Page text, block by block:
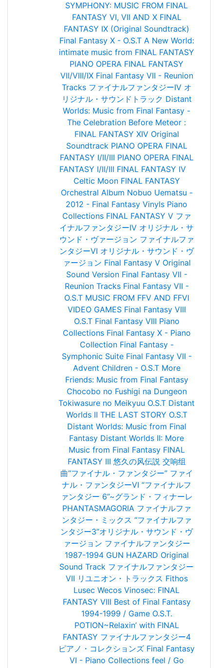
SYMPHONY: MUSIC FROM FINAL
FANTASY VI, VII AND X FINAL
FANTASY IX (Original Soundtrack)
Final Fantasy X - O.S.T A New World:
intimate music from FINAL FANTASY
PIANO OPERA FINAL FANTASY
VII/VIII/IX Final Fantasy VII - Reunion
Tracks ファイナルファンタジーIV オ
リジナル・サウンドトラック Distant
Worlds: Music from Final Fantasy -
The Celebration Before Meteor :
FINAL FANTASY XIV Original
Soundtrack PIANO OPERA FINAL
FANTASY I/II/III PIANO OPERA FINAL
FANTASY I/II/III FINAL FANTASY IV
Celtic Moon FINAL FANTASY
Orchestral Album Nobuo Uematsu -
2012 - Final Fantasy Vinyls Piano
Collections FINAL FANTASY V ファ
イナルファンタジーIV オリジナル・サ
ウンド・ヴァージョン ファイナルファ
ンタジーVI オリジナル・サウンド・ヴ
ァージョン Final Fantasy V Original
Sound Version Final Fantasy VII -
Reunion Tracks Final Fantasy VII -
O.S.T MUSIC FROM FFV AND FFVI
VIDEO GAMES Final Fantasy VIII
O.S.T Final Fantasy VIII Piano
Collections Final Fantasy X - Piano
Collection Final Fantasy -
Symphonic Suite Final Fantasy VII -
Advent Children - O.S.T More
Friends: Music from Final Fantasy
Chocobo no Fushigi na Dungeon
Tokiwasure no Meikyuu O.S.T Distant
Worlds II THE LAST STORY O.S.T
Distant Worlds: Music from Final
Fantasy Distant Worlds II: More
Music from Final Fantasy FINAL
FANTASY III 悠久の风伝説 交响组
曲“ファイナル・ファンタジー” ファイ
ナル・ファンタジーVI “ファイナルフ
ァンタジー 6”~グランド・フィナーレ
PHANTASMAGORIA ファイナルファ
ンタジー・ミックス “ファイナルファ
ンタジー3”オリジナル・サウンド・ヴ
ァージョン ファイナルファンタジー
1987-1994 GUN HAZARD Original
Sound Track ファイナルファンタジー
VII リユニオン・トラックス Fithos
Lusec Wecos Vinosec: FINAL
FANTASY VIII Best of Final Fantasy
1994-1999 / Game O.S.T.
POTION~Relaxin’ with FINAL
FANTASY ファイナルファンタジー4
ピアノ・コレクションズ Final Fantasy
VI - Piano Collections feel / Go